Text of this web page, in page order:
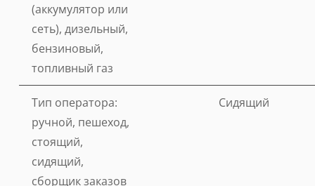
(аккумулятор или
сеть), дизельный,
бензиновый,
топливный газ
Тип оператора:
ручной, пешеход,
стоящий,
сидящий,
сборщик заказов
Сидящий